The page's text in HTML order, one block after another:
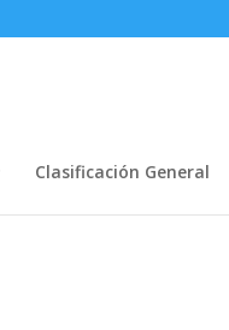
Clasificación General